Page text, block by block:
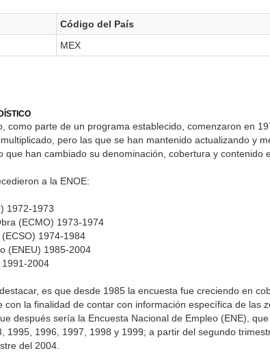
Código del País
MEX
como parte de un programa establecido, comenzaron en
pero las que se han mantenido actualizando y
que han cambiado su denominación, cobertura y contenido
a la ENOE:
1972-1973
(ECMO) 1973-1974
1974-1984
(ENEU) 1985-2004
1991-2004
es que desde 1985 la encuesta fue creciendo en
la finalidad de contar con información específica de las
después sería la Encuesta Nacional de Empleo (ENE),
1995, 1996, 1997, 1998 y 1999; a partir del segundo
del 2004.